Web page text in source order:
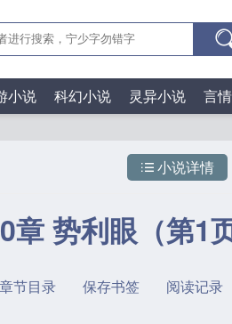
小说 科幻小说 灵异小说 言
小说详情
章 势利眼（第1页
章节目录 保存书签 阅读记录